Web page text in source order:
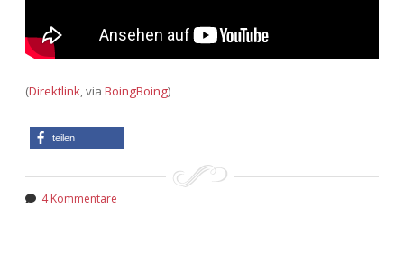
(Direktlink, via BoingBoing)
teilen
4 Kommentare